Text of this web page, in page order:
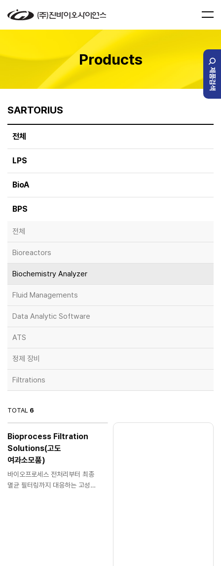
제품검색
Products
SARTORIUS
전체
LPS
BioA
BPS
전체
Bioreactors
Biochemistry Analyzer
Fluid Managements
Data Analytic Software
ATS
정제 장비
Filtrations
TOTAL 6
Bioprocess Filtration
Solutions(고도
여과소모품)
바이오프로세스 전처리부터 최종
멸균 필터링까지 대응하는 고성능